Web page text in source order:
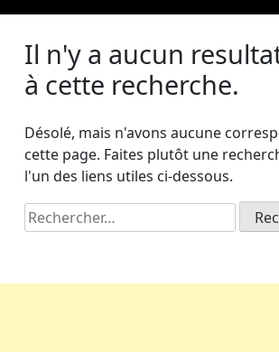
Il n'y a aucun
à cette recherche.
Désolé, mais n'avons aucune
cette page. Faites plutôt une
l'un des liens utiles ci-dessous.
Rechercher :